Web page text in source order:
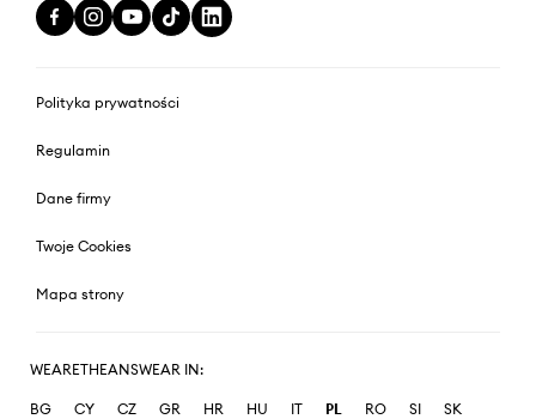
Polityka prywatności
Regulamin
Dane firmy
Twoje Cookies
Mapa strony
WEARETHEANSWEAR IN:
BG CY CZ GR HR HU IT PL RO SI SK